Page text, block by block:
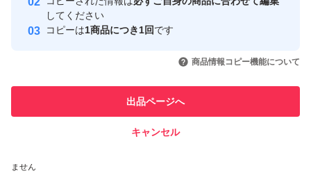
取引実績
引を完了させた実績があります
での取引実績があります
ません
してください
コピーは1商品につき1回です
商品情報コピー機能について
出品ページへ
キャンセル